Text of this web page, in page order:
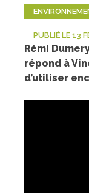
PUBLIÉ LE 13
Rémi
répond à
d’utiliser